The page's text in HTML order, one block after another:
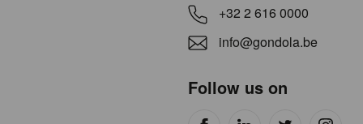
+32 2 616 0000
info@gondola.be
Follow us on